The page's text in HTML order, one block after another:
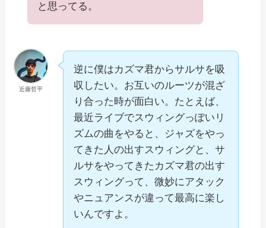
と思ってる。
近藤哲平
逆に僕はカズマ君からサルサを吸
収したい。お互いのルーツが混ざ
り合った時が面白い。たとえば、
最近ライブでスウィングっぽいリ
ズムの曲をやると、ジャズをやっ
てきた人の出すスウィングと、サ
ルサをやってきたカズマ君の出す
スウィングって、微妙にアタック
やニュアンスが違って最高に楽し
いんですよ。